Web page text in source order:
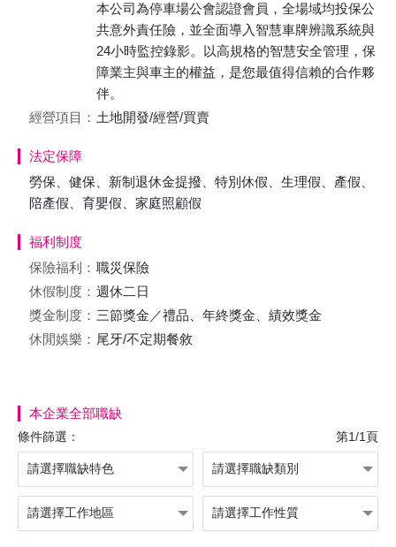
本公司為停車場公會認證會員，全場域均投保公
共意外責任險，並全面導入智慧車牌辨識系統與
24小時監控錄影。以高規格的智慧安全管理，保
障業主與車主的權益，是您最值得信賴的合作夥
伴。
經營項目： 土地開發/經營/買賣
法定保障
勞保、健保、新制退休金提撥、特別休假、生理假、產假、
陪產假、育嬰假、家庭照顧假
福利制度
保險福利： 職災保險
休假制度： 週休二日
獎金制度： 三節獎金／禮品、年終獎金、績效獎金
休閒娛樂： 尾牙/不定期餐敘
本企業全部職缺
條件篩選： 第1/1頁